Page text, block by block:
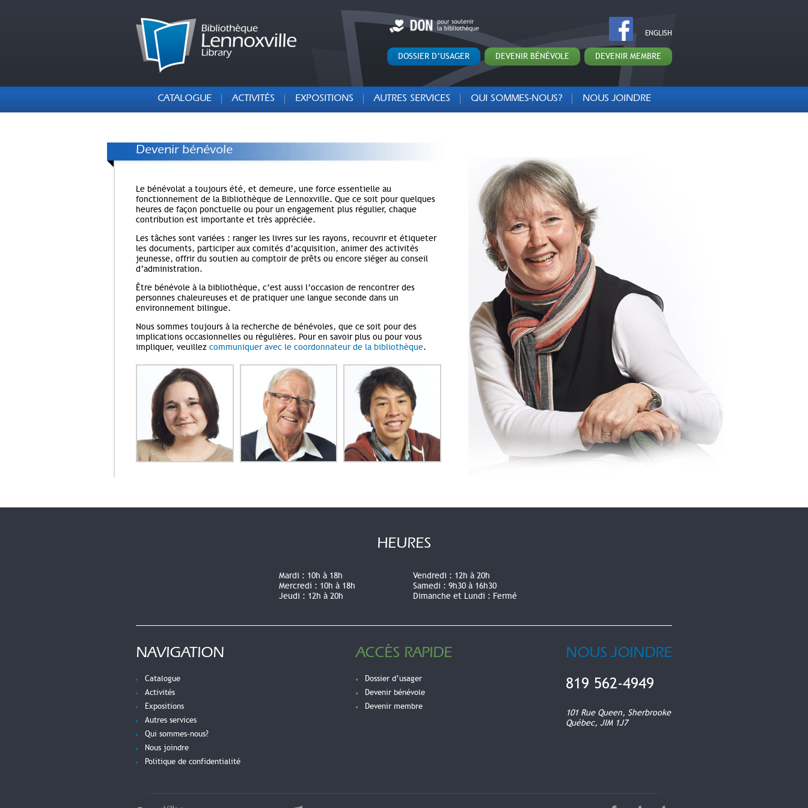
ENGLISH
DOSSIER D’USAGER DEVENIR BÉNÉVOLE DEVENIR MEMBRE
CATALOGUE ACTIVITÉS EXPOSITIONS AUTRES SERVICES QUI SOMMES-NOUS? NOUS JOINDRE
Devenir bénévole
Le bénévolat a toujours été, et demeure, une force essentielle au
fonctionnement de la Bibliothèque de Lennoxville. Que ce soit pour quelques
heures de façon ponctuelle ou pour un engagement plus régulier, chaque
contribution est importante et très appréciée.
Les tâches sont variées : ranger les livres sur les rayons, recouvrir et étiqueter
les documents, participer aux comités d’acquisition, animer des activités
jeunesse, offrir du soutien au comptoir de prêts ou encore siéger au conseil
d’administration.
Être bénévole à la bibliothèque, c’est aussi l’occasion de rencontrer des
personnes chaleureuses et de pratiquer une langue seconde dans un
environnement bilingue.
Nous sommes toujours à la recherche de bénévoles, que ce soit pour des
implications occasionnelles ou régulières. Pour en savoir plus ou pour vous
impliquer, veuillez communiquer avec le coordonnateur de la bibliothèque.
HEURES
Mardi : 10h à 18h
Mercredi : 10h à 18h
Jeudi : 12h à 20h
Vendredi : 12h à 20h
Samedi : 9h30 à 16h30
Dimanche et Lundi : Fermé
NAVIGATION
Catalogue
Activités
Expositions
Autres services
Qui sommes-nous?
Nous joindre
Politique de confidentialité
ACCÈS RAPIDE
Dossier d’usager
Devenir bénévole
Devenir membre
NOUS JOINDRE
819 562-4949
101 Rue Queen, Sherbrooke
Québec, JIM 1J7